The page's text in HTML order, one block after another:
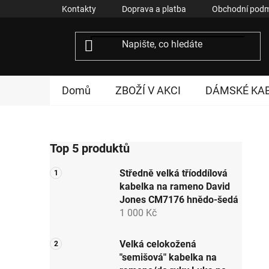
Kontakty Doprava a platba Obchodní
Domů ZBOŽÍ V AKCI DÁMSKÉ
o
s
t
n
Top 5 produktů
Středně velká tříoddílová
kabelka na rameno David
Jones CM7176 hnědo-šedá
1 000 Kč
Velká celokožená
"semišová" kabelka na